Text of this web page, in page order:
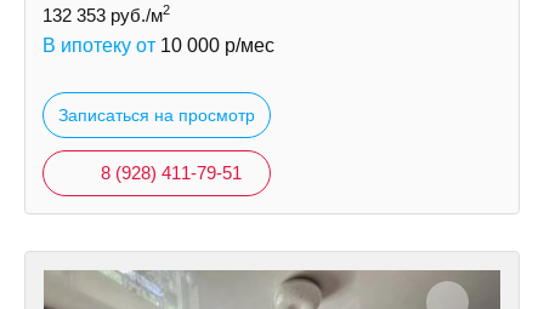
132 353 руб./м2
В ипотеку от 10 000 р/мес
Записаться на просмотр
8 (928) 411-79-51